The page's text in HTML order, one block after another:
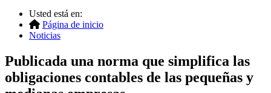
Usted está en:
Página de inicio
Noticias
Publicada una norma que simplifica las
obligaciones contables de las pequeñas y